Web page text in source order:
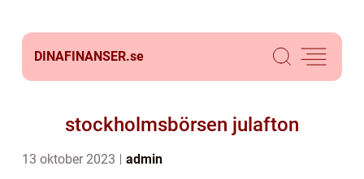
DINAFINANSER.se
stockholmsbörsen julafton
13 oktober 2023 admin